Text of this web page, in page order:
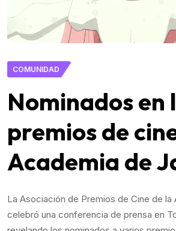
COMUNIDAD
Nominados en
premios de
Academia de
La Asociación de Premios de Cine de la
celebró una conferencia de prensa en